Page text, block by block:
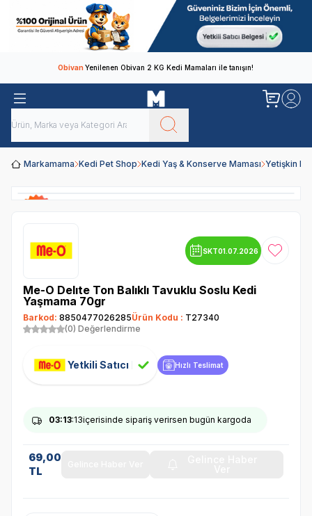
ObivanYenilenen Obivan 2 KG Kedi Mamaları ile tanışın!
Markamama Kedi Pet Shop Kedi Yaş & Konserve Maması Yetişkin
SKT01.07.2026 Favoriye
Me-O Delıte Ton Balıklı Tavuklu Soslu Kedi
Yaşmama 70gr
Barkod: 8850477026285Ürün Kodu : T27340
(0) Değerlendirme
Yetkili Satıcı Hızlı Teslimat
03:13:13içerisinde sipariş verirsen bugün kargoda
69,00
TL